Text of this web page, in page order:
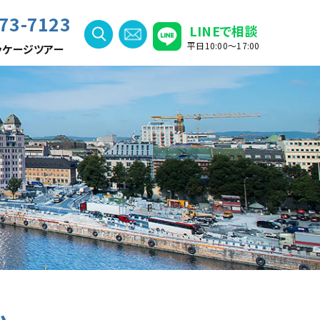
ージツアー
7123 LINEで相談
平日10:00〜17:00